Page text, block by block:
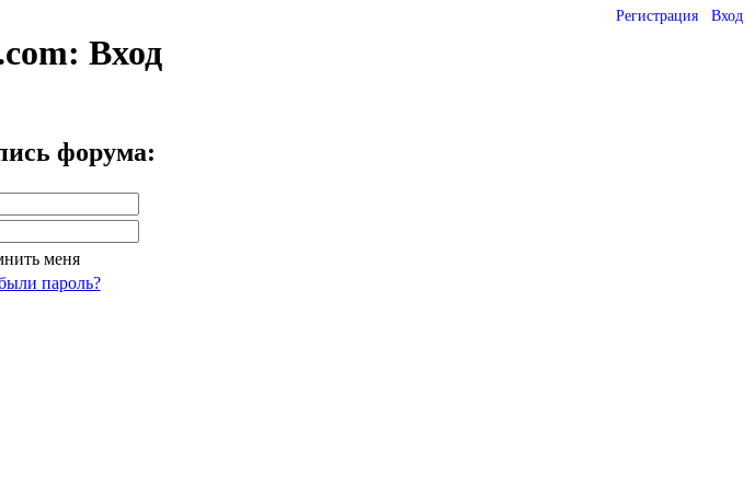
Регистрация Вход
Вход
форума:
меня
пароль?